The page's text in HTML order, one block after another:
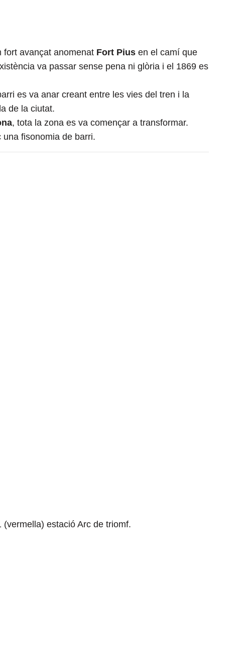
fort avançat anomenat Fort Pius en el camí que
va passar sense pena ni glòria i el 1869 es
es va anar creant entre les vies del tren i la
de la ciutat.
, tota la zona es va començar a transformar.
fisonomia de barri.
(vermella) estació Arc de triomf.